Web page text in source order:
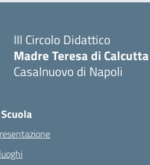
III Circolo Didattico
Madre Teresa di Calcutta
Casalnuovo di Napoli